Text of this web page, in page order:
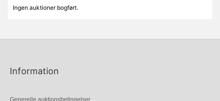
Ingen auktioner bogført.
Information